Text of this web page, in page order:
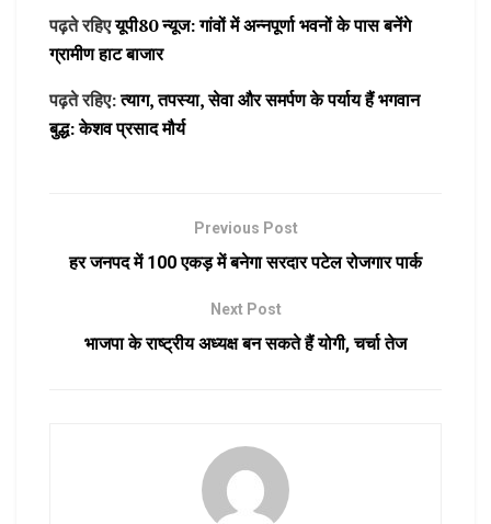
पढ़ते रहिएयूपी80 न्यूज: गांवों में अन्नपूर्णा भवनों के पास बनेंगे
ग्रामीण हाट बाजार
पढ़ते रहिए:त्याग, तपस्या, सेवा और समर्पण के पर्याय हैं भगवान
बुद्ध: केशव प्रसाद मौर्य
Previous Post
हर जनपद में 100 एकड़ में बनेगा सरदार पटेल रोजगार पार्क
Next Post
भाजपा के राष्ट्रीय अध्यक्ष बन सकते हैं योगी, चर्चा तेज